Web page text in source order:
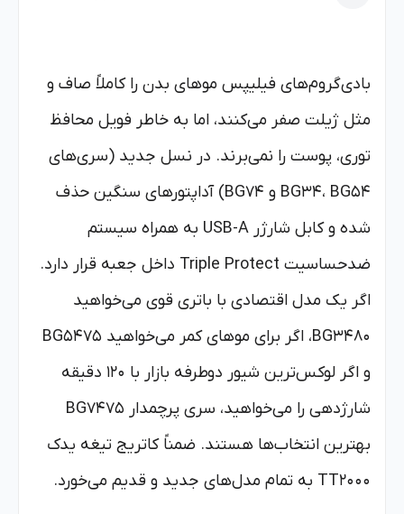
بادی‌گروم‌های فیلیپس موهای بدن را کاملاً صاف و
مثل ژیلت صفر می‌کنند، اما به خاطر فویل محافظ
توری، پوست را نمی‌برند. در نسل جدید (سری‌های
BG34، BG54 و BG74) آداپتورهای سنگین حذف
شده و کابل شارژر USB-A به همراه سیستم
ضدحساسیت Triple Protect داخل جعبه قرار دارد.
اگر یک مدل اقتصادی با باتری قوی می‌خواهید
BG3480، اگر برای موهای کمر می‌خواهید BG5475
و اگر لوکس‌ترین شیور دوطرفه بازار با ۱۲۰ دقیقه
شارژدهی را می‌خواهید، سری پرچمدار BG7475
بهترین انتخاب‌ها هستند. ضمناً کاتریج تیغه یدک
TT2000 به تمام مدل‌های جدید و قدیم می‌خورد.